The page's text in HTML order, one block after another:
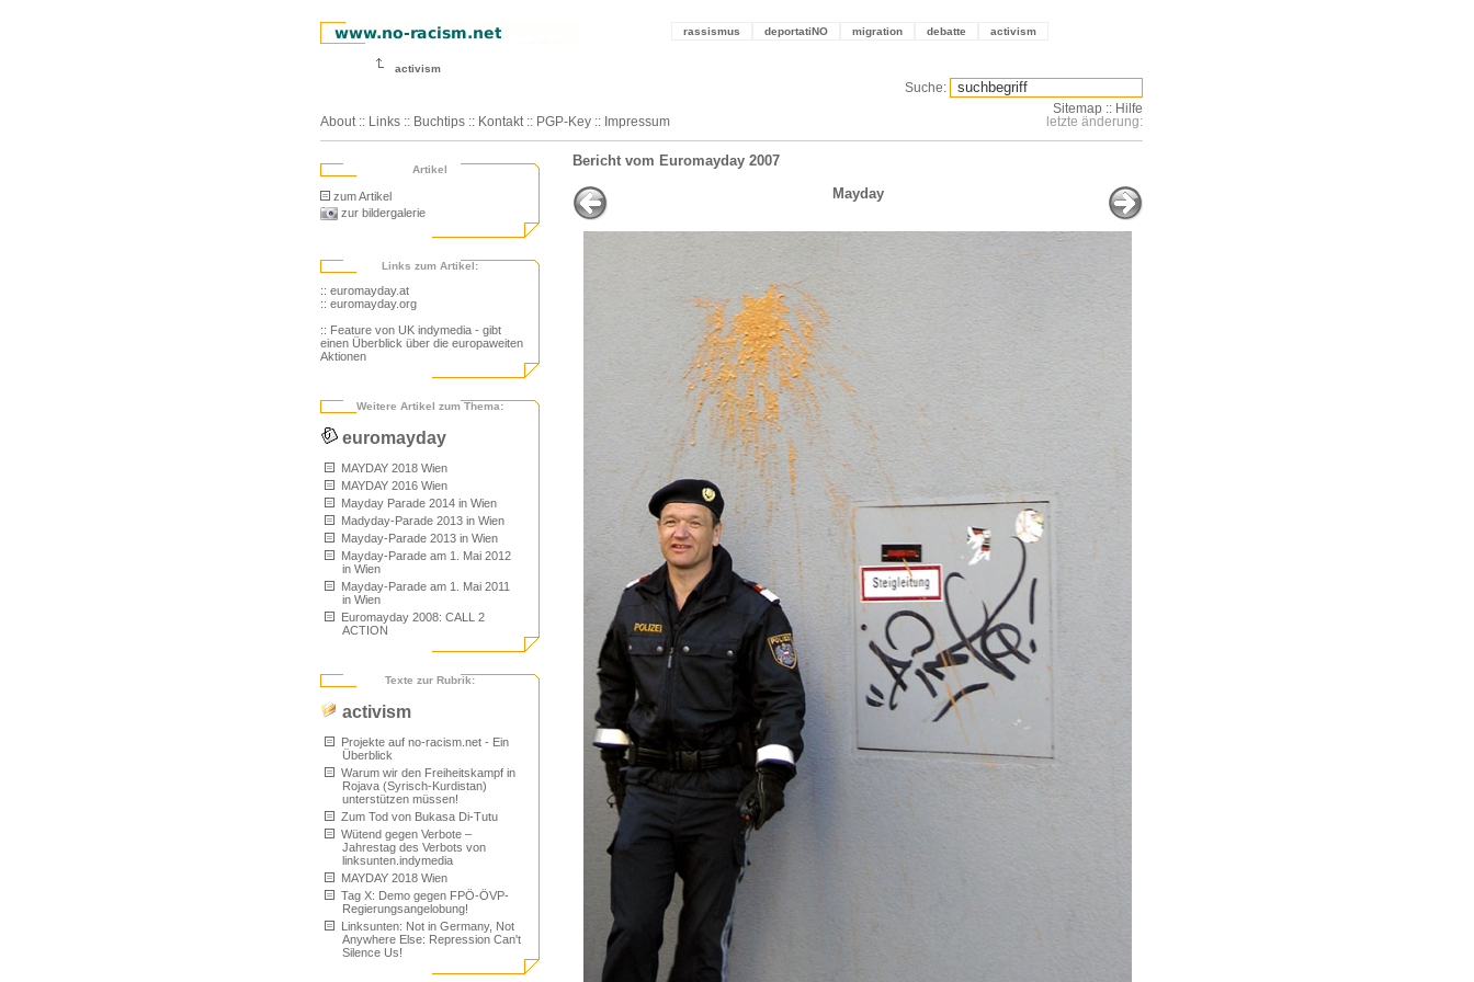
rassismus deportatiNO migration debatte activism
activism
About :: Links :: Buchtips :: Kontakt :: PGP-Key :: Impressum
Suche:
Sitemap :: Hilfe
letzte änderung:
Artikel
zum Artikel
zur bildergalerie
Links zum Artikel:
:: euromayday.at
:: euromayday.org
:: Feature von UK indymedia - gibt
einen Überblick über die europaweiten
Aktionen
Weitere Artikel zum Thema:
euromayday
MAYDAY 2018 Wien
MAYDAY 2016 Wien
Mayday Parade 2014 in Wien
Madyday-Parade 2013 in Wien
Mayday-Parade 2013 in Wien
Mayday-Parade am 1. Mai 2012
in Wien
Mayday-Parade am 1. Mai 2011
in Wien
Euromayday 2008: CALL 2
ACTION
Texte zur Rubrik:
activism
Projekte auf no-racism.net - Ein
Überblick
Warum wir den Freiheitskampf in
Rojava (Syrisch-Kurdistan)
unterstützen müssen!
Zum Tod von Bukasa Di-Tutu
Wütend gegen Verbote –
Jahrestag des Verbots von
linksunten.indymedia
MAYDAY 2018 Wien
Tag X: Demo gegen FPÖ-ÖVP-
Regierungsangelobung!
Linksunten: Not in Germany, Not
Anywhere Else: Repression Can't
Silence Us!
Bericht vom Euromayday 2007
Mayday